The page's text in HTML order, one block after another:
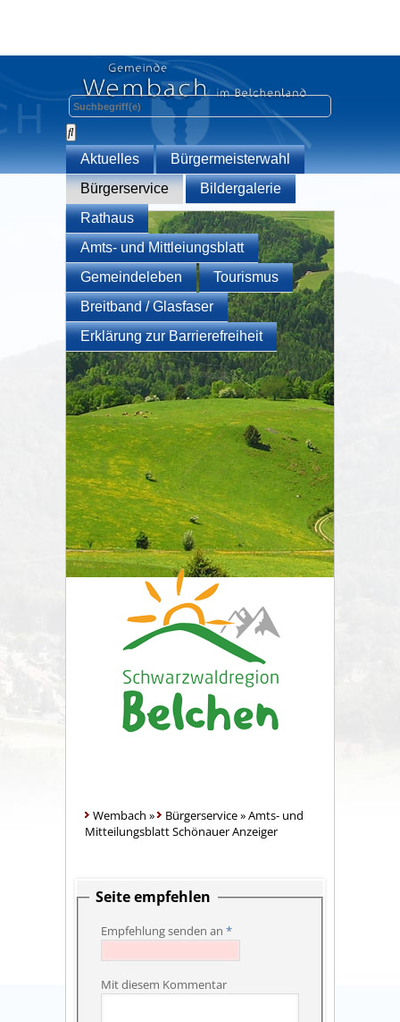
Aktuelles
Bürgermeisterwahl
Bürgerservice
Bildergalerie
Rathaus
Amts- und Mittleiungsblatt
Gemeindeleben
Tourismus
Breitband / Glasfaser
Erklärung zur Barrierefreiheit
Wembach » Bürgerservice»Amts- und
Mitteilungsblatt Schönauer Anzeiger
Seite empfehlen
Empfehlung senden an *
Mit diesem Kommentar